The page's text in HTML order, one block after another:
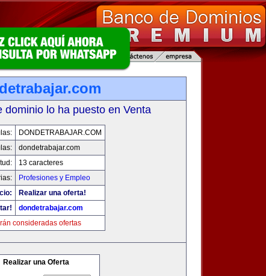
dominio lo ha puesto en Venta
DONDETRABAJAR.COM
dondetrabajar.com
13 caracteres
Profesiones y Empleo
Realizar una oferta!
dondetrabajar.com
consideradas ofertas
Realizar una Oferta